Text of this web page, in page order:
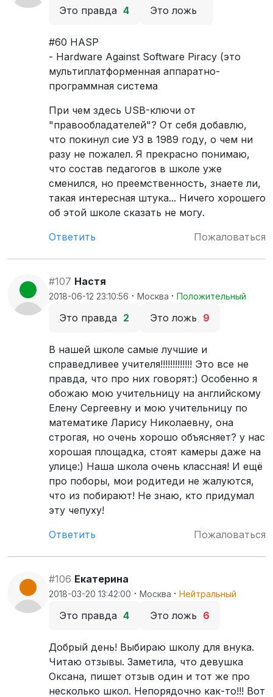
Это правда 4 Это ложь
#60 HASP
- Hardware Against Software Piracy (это
мультиплатформенная аппаратно-
программная система
При чем здесь USB-ключи от
"правообладателей"? От себя добавлю,
что покинул сие УЗ в 1989 году, о чем ни
разу не пожалел. Я прекрасно понимаю,
что состав педагогов в школе уже
сменился, но преемственность, знаете ли,
такая интересная штука... Ничего хорошего
об этой школе сказать не могу.
Ответить
Пожаловаться
#107 Настя
2018-06-12 23:10:56 · Москва · Положительный
Это правда 2 Это ложь 9
В нашей школе самые лучшие и
справедливее учителя!!!!!!!!!!!!! Это все не
правда, что про них говорят:) Особенно я
обожаю мою учительницу на английскому
Елену Сергеевну и мою учительницу по
математике Ларису Николаевну, она
строгая, но очень хорошо объясняет? у нас
хорошая площадка, стоят камеры даже на
улице:) Наша школа очень классная! И ещё
про поборы, мои родитеди не жалуются,
что из побирают! Не знаю, кто придумал
эту чепуху!
Ответить
Пожаловаться
#106 Екатерина
2018-03-20 13:42:00 · Москва · Нейтральный
Это правда 4 Это ложь 6
Добрый день! Выбираю школу для внука.
Читаю отзывы. Заметила, что девушка
Оксана, пишет отзыв один и тот же про
несколько школ. Непорядочно как-то!!! Вот